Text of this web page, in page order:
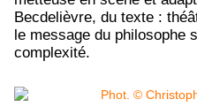
Becdelièvre, du texte :
le message du philosophe
complexité.